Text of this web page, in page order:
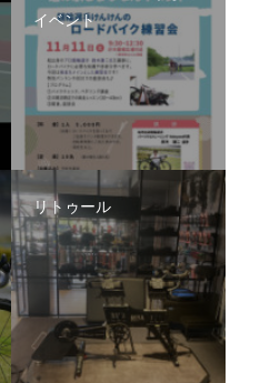
イベント
リトゥール